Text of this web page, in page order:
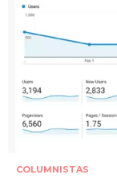
COLUMNISTAS